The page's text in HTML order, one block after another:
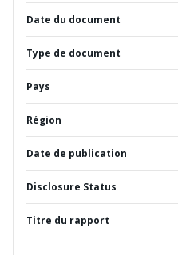
Date du document
Type de document
Pays
Région
Date de publication
Disclosure Status
Titre du rapport